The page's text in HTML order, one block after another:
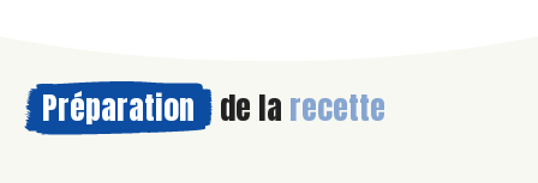
Préparation de la recette